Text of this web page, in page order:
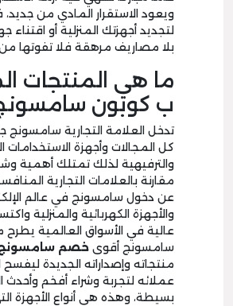
ويعود الاستقرار المادي من
لتجديد أجهزتك المنزلية أو اقتناء
بلا مصاريف مرهقة فلا تفوتها
ما هي المنتجات
ب كوبون
تدخل العلامة التجارية
كل المجالات وأجهزة الاستخدامات
والترفيهية لذلك تمتلك أهمية
مقارنة بالعلامات التجارية
عن دخول سامسونج في عالم
والأجهزة الكهربائية والمنزلية
عالية في الأسواق العالمية
سامسونج أقوى خصم
منتجاته وإصداراته الجديدة ليفسح
عملائه لتجربة وشراء أفخم وأحدث
بسيطة، وهذه هي أنواع الأجهزة